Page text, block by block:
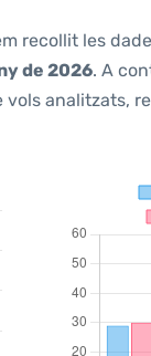
recollit les
de 2026. A
vols analitzats,